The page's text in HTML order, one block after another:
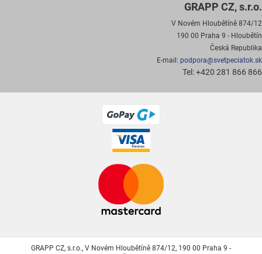
GRAPP CZ, s.r.o.
V Novém Hloubětíně 874/12
190 00 Praha 9 - Hloubětín
Česká Republika
E-mail: podpora@svetpeciatok.sk
Tel: +420 281 866 866
GRAPP CZ, s.r.o., V Novém Hloubětíně 874/12, 190 00 Praha 9 -